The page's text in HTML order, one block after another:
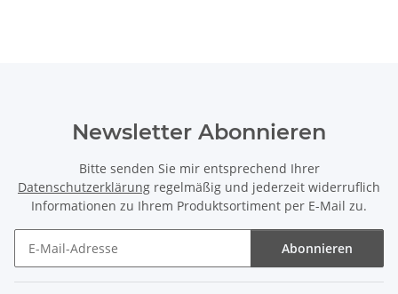
Newsletter Abonnieren
Bitte senden Sie mir entsprechend Ihrer
Datenschutzerklärung regelmäßig und jederzeit widerruflich
Informationen zu Ihrem Produktsortiment per E-Mail zu.
Abonnieren